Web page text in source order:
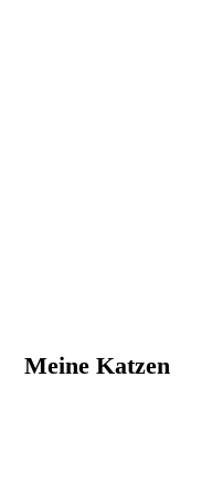
Meine Katzen